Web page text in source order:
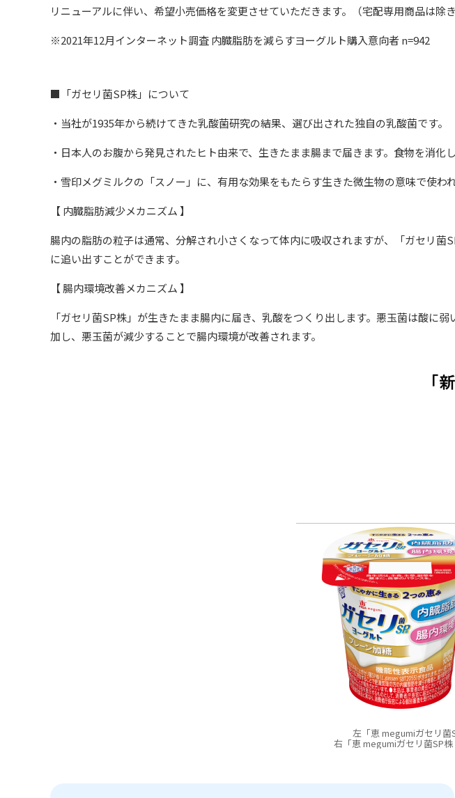
リニューアルに伴い、希望小売価格を変更させていただきます。（宅配専用商品は除き
※2021年12月インターネット調査 内臓脂肪を減らすヨーグルト購入意向者 n=942
■「ガセリ菌SP株」について
・当社が1935年から続けてきた乳酸菌研究の結果、選び出された独自の乳酸菌です。
・日本人のお腹から発見されたヒト由来で、生きたまま腸まで届きます。食物を消化
・雪印メグミルクの「スノー」に、有用な効果をもたらす生きた微生物の意味で使
【 内臓脂肪減少メカニズム 】
腸内の脂肪の粒子は通常、分解され小さくなって体内に吸収されますが、「ガセリ
に追い出すことができます。
【 腸内環境改善メカニズム 】
「ガセリ菌SP株」が生きたまま腸内に届き、乳酸をつくり出します。悪玉菌は酸に
加し、悪玉菌が減少することで腸内環境が改善されます。
左「恵 megumiガセリ菌
右「恵 megumiガセリ菌SP株